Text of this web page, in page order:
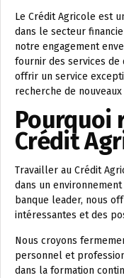
Le Crédit Agricole est
dans le secteur
notre engagement
fournir des services de
offrir un service
recherche de
Pourquoi
Crédit
Travailler au Crédit
dans un
banque leader, nous
intéressantes et des
Nous croyons
personnel et
dans la formation